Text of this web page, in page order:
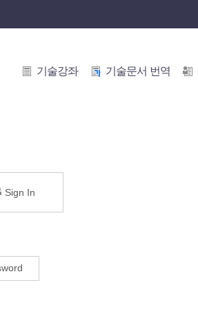
기술강좌 기술문서 번역
Sign In